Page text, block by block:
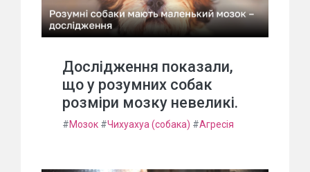
Дослідження показали,
що у розумних собак
розміри мозку невеликі.
#Мозок #Чихуахуа (собака) #Агресія